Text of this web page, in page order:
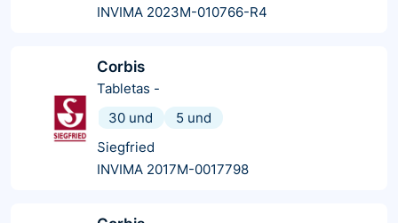
INVIMA 2023M-010766-R4
Corbis
Tabletas -
30 und
5 und
Siegfried
INVIMA 2017M-0017798